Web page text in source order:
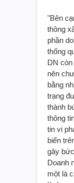
"Bên
thông
phần
thống
DN
nên
bằng
trạng
thành
thông
tin vi
biến
gây
Doanh
một là